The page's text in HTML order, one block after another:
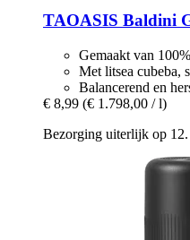
TAOASIS Baldini
Gemaakt van
Met litsea cubeba,
Balancerend en
€ 8,99 (€ 1.798,00 / l)
Bezorging uiterlijk op 12.